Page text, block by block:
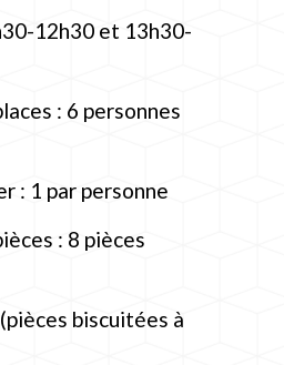
12h30 et 13h30-
: 6 personnes
: 1 par personne
: 8 pièces
biscuitées à